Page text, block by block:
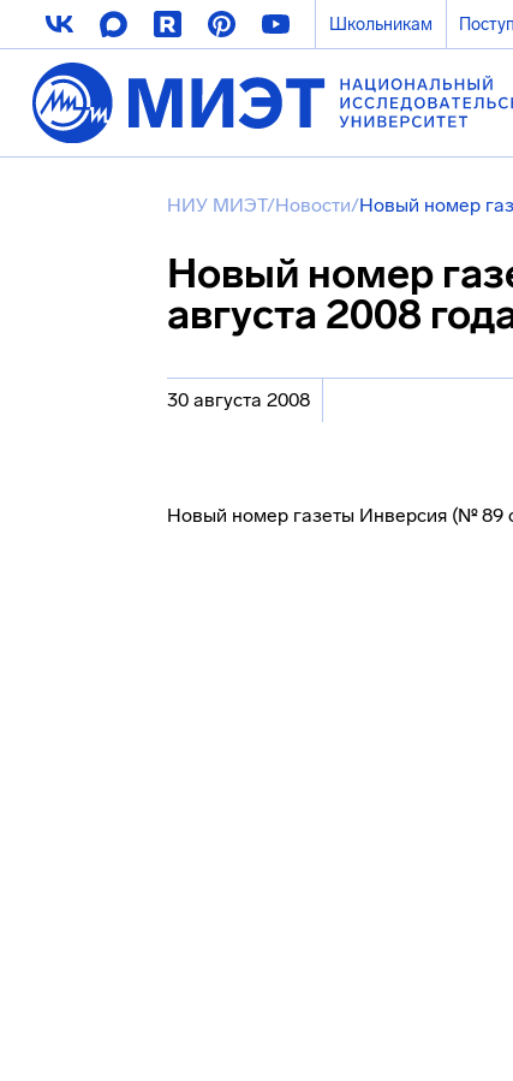
Школьникам
НИУ МИЭТ/Новости/Новый номер
Новый номер
августа 2008
30 августа 2008
Новый номер газеты Инверсия (№ 89